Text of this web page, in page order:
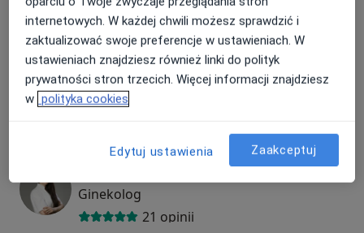
Ginekolog
lek. Agnieszka Baran-Musiał
Ginekolog
lek. Magdalena Szoblik
Ginekolog
21 opinii
internetowych. W każdej chwili możesz sprawdzić i
zaktualizować swoje preferencje w ustawieniach. W
ustawieniach znajdziesz również linki do polityk
prywatności stron trzecich. Więcej informacji znajdziesz
w polityka cookies
Edytuj ustawienia Zaakceptuj